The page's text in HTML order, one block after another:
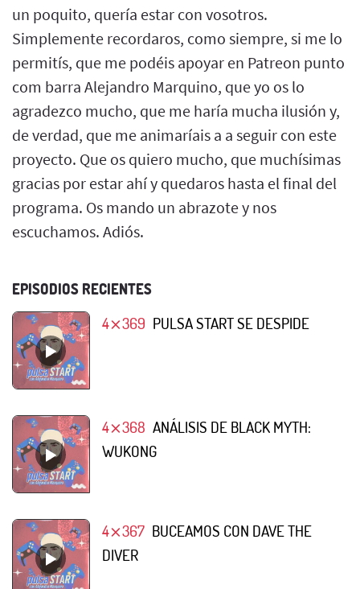
un poquito, quería estar con vosotros.
Simplemente recordaros, como siempre, si me lo
permitís, que me podéis apoyar en Patreon punto
com barra Alejandro Marquino, que yo os lo
agradezco mucho, que me haría mucha ilusión y,
de verdad, que me animaríais a a seguir con este
proyecto. Que os quiero mucho, que muchísimas
gracias por estar ahí y quedaros hasta el final del
programa. Os mando un abrazote y nos
escuchamos. Adiós.
EPISODIOS RECIENTES
4⨯369 PULSA START SE DESPIDE
4⨯368 ANÁLISIS DE BLACK MYTH:
WUKONG
4⨯367 BUCEAMOS CON DAVE THE
DIVER